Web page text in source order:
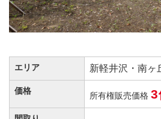
エリア 新軽井沢・南ヶ
価格 所有権販売価格 3